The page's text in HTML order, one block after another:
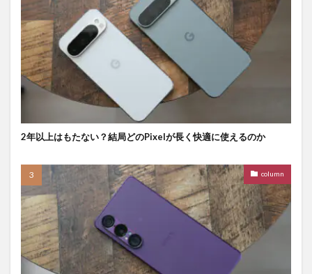
2年以上はもたない？結局どのPixelが長く快適に使えるのか
column